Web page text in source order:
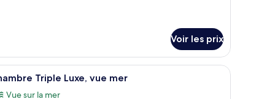
Voir les prix
sur la mer | Literie hypoallergénique, coffres-forts dans les chambres,
Chambre Triple Luxe, vue mer | Literie
10 Triple Luxe, vue mer
Vue sur la mer